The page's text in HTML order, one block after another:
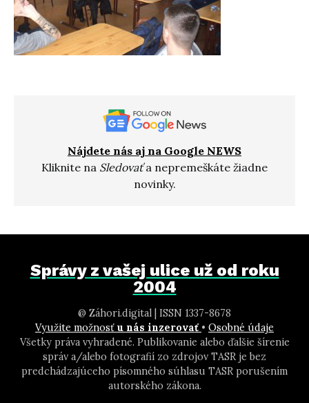
Nájdete nás aj na Google NEWS
Kliknite na Sledovaťa nepremeškáte žiadne
novinky.
Správy z vašej ulice už od roku
2004
@ Záhori.digital | ISSN 1337-8678
Využite možnosť u nás inzerovať • Osobné údaje
Všetky práva vyhradené. Publikovanie alebo ďalšie šírenie
správ a/alebo fotografií zo zdrojov TASR je bez
predchádzajúceho písomného súhlasu TASR porušením
autorského zákona.